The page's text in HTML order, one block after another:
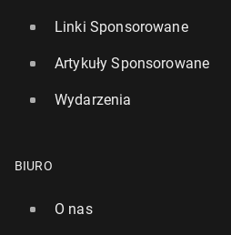
Linki Sponsorowane
Artykuły Sponsorowane
Wydarzenia
BIURO
O nas